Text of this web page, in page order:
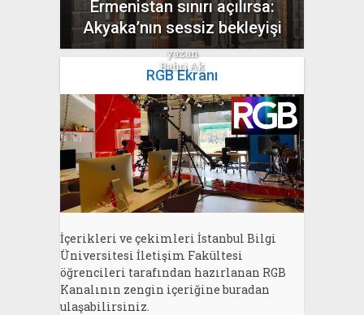
Ermenistan sınırı açılırsa:
Akyaka’nın sessiz bekleyişi
yazan
Bahri Ak
RGB Ekranı
İçerikleri ve çekimleri İstanbul Bilgi
Üniversitesi İletişim Fakültesi
öğrencileri tarafından hazırlanan RGB
Kanalının zengin içeriğine buradan
ulaşabilirsiniz.